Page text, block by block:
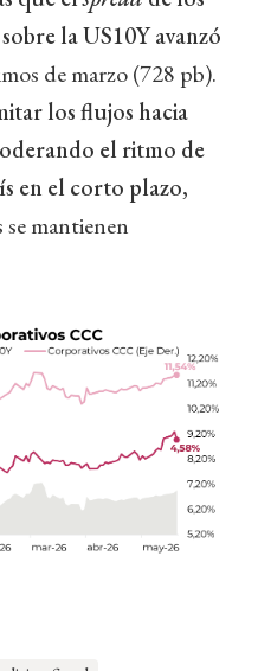
la US10Y avanzó
de marzo (728 pb).
los flujos hacia
el ritmo de
en el corto plazo,
mantienen